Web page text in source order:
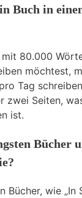
Buch in
mit 80.000
möchtest,
Tag
zwei Seiten,
ist.
Bücher
Bücher, wie „In